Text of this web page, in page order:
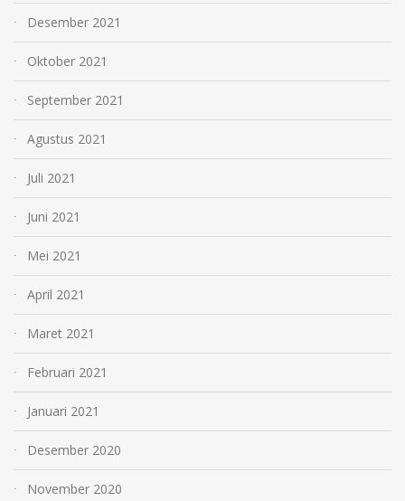
Desember 2021
Oktober 2021
September 2021
Agustus 2021
Juli 2021
Juni 2021
Mei 2021
April 2021
Maret 2021
Februari 2021
Januari 2021
Desember 2020
November 2020